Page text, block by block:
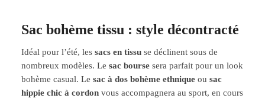
Sac bohème tissu : style décontracté
Idéal pour l’été, lessacs en tissu se déclinent sous de
nombreux modèles. Lesac bourse sera parfait pour un look
bohème casual. Lesac à dos bohème ethnique ousac
hippie chic à cordon vous accompagnera au sport, en cours